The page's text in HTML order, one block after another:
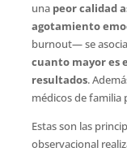
una peor calidad
agotamiento
burnout— se
cuanto mayor es
resultados.
médicos de familia
Estas son las
observacional